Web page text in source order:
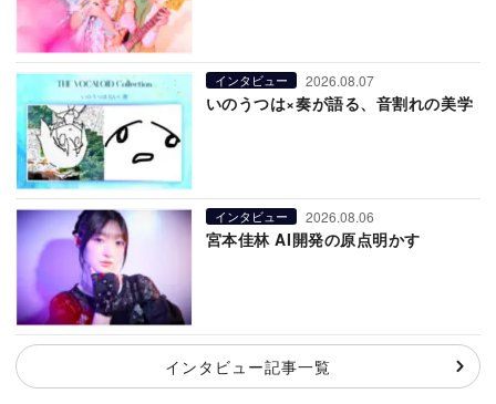
インタビュー 2026.08.07
いのうつは×奏が語る、音割れの美学
インタビュー 2026.08.06
宮本佳林 AI開発の原点明かす
インタビュー記事一覧